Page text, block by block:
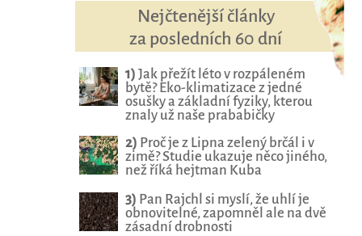
Nejčtenější články
za posledních 60 dní
1) Jak přežít léto v rozpáleném
bytě? Eko-klimatizace z jedné
osušky a základní fyziky, kterou
znaly už naše prababičky
2) Proč je z Lipna zelený brčál i v
zimě? Studie ukazuje něco jiného,
než říká hejtman Kuba
3) Pan Rajchl si myslí, že uhlí je
obnovitelné, zapomněl ale na dvě
zásadní drobnosti